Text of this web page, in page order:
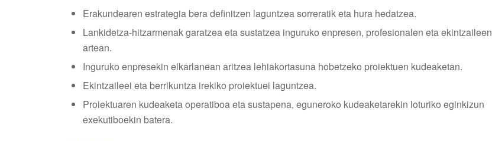
Erakundearen estrategia bera definitzen laguntzea sorreratik eta hura hedatzea.
Lankidetza-hitzarmenak garatzea eta sustatzea inguruko enpresen, profesionalen eta ekintzaileen
artean.
Inguruko enpresekin elkarlanean aritzea lehiakortasuna hobetzeko proiektuen kudeaketan.
Ekintzaileei eta berrikuntza irekiko proiektuei laguntzea.
Proiektuaren kudeaketa operatiboa eta sustapena, eguneroko kudeaketarekin loturiko eginkizun
exekutiboekin batera.